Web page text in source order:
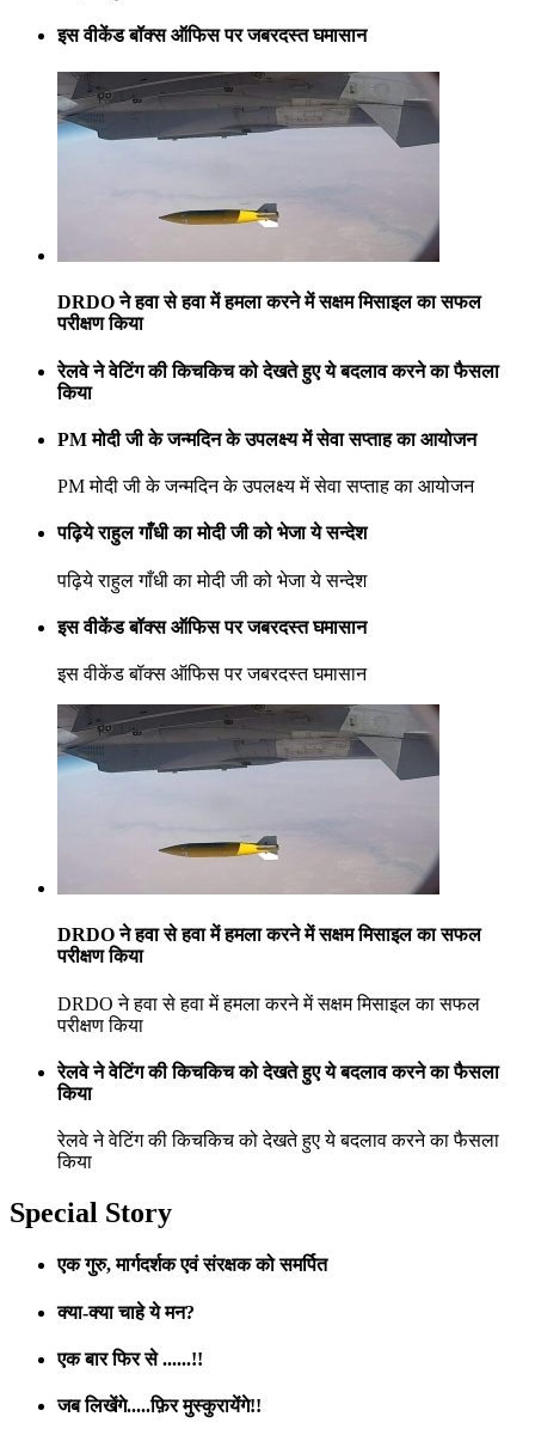
इस वीकेंड बॉक्स ऑफिस पर जबरदस्त घमासान
DRDO ने हवा से हवा में हमला करने में सक्षम मिसाइल का सफल
परीक्षण किया
रेलवे ने वेटिंग की किचकिच को देखते हुए ये बदलाव करने का फैसला
किया
PM मोदी जी के जन्मदिन के उपलक्ष्य में सेवा सप्ताह का आयोजन
PM मोदी जी के जन्मदिन के उपलक्ष्य में सेवा सप्ताह का आयोजन
पढ़िये राहुल गाँधी का मोदी जी को भेजा ये सन्देश
पढ़िये राहुल गाँधी का मोदी जी को भेजा ये सन्देश
इस वीकेंड बॉक्स ऑफिस पर जबरदस्त घमासान
इस वीकेंड बॉक्स ऑफिस पर जबरदस्त घमासान
DRDO ने हवा से हवा में हमला करने में सक्षम मिसाइल का सफल
परीक्षण किया
DRDO ने हवा से हवा में हमला करने में सक्षम मिसाइल का सफल
परीक्षण किया
रेलवे ने वेटिंग की किचकिच को देखते हुए ये बदलाव करने का फैसला
किया
रेलवे ने वेटिंग की किचकिच को देखते हुए ये बदलाव करने का फैसला
किया
Special Story
एक गुरु, मार्गदर्शक एवं संरक्षक को समर्पित
क्या-क्या चाहे ये मन?
एक बार फिर से ......!!
जब लिखेंगे.....फ़िर मुस्कुरायेंगे!!